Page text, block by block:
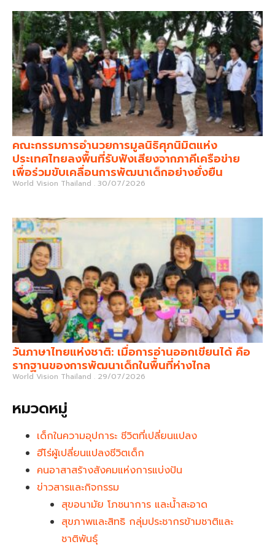
คณะกรรมการอำนวยการมูลนิธิศุภนิมิตแห่ง
ประเทศไทยลงพื้นที่รับฟังเสียงจากภาคีเครือข่าย
เพื่อร่วมขับเคลื่อนการพัฒนาเด็กอย่างยั่งยืน
World Vision Thailand 30/07/2026
วันภาษาไทยแห่งชาติ: เมื่อการอ่านออกเขียนได้ คือ
รากฐานของการพัฒนาเด็กในพื้นที่ห่างไกล
World Vision Thailand 29/07/2026
หมวดหมู่
เด็กในความอุปการะ ชีวิตที่เปลี่ยนแปลง
ฮีโร่ผู้เปลี่ยนแปลงชีวิตเด็ก
คนอาสาสร้างสังคมแห่งการแบ่งปัน
ข่าวสารและกิจกรรม
สุขอนามัย โภชนาการ และน้ำสะอาด
สุขภาพและสิทธิ กลุ่มประชากรข้ามชาติและ
ชาติพันธุ์